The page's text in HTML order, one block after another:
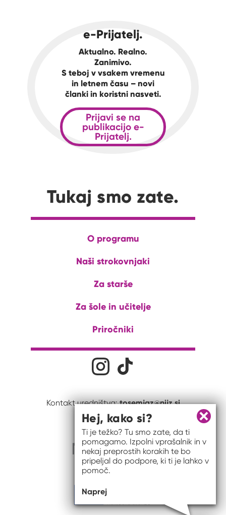
e-Prijatelj.
Aktualno. Realno.
Zanimivo.
S teboj v vsakem vremenu
in letnem času – novi
članki in koristni nasveti.
Prijavi se na
publikacijo e-
Prijatelj.
Tukaj smo zate.
O programu
Naši strokovnjaki
Za starše
Za šole in učitelje
Priročniki
Družabna omrežjaNa naš Instagram profil
Kontakt uredništva:tosemjaz@nijz.si
Zapri
Hej, kako si?
Ti je težko? Tu smo zate, da ti
pomagamo. Izpolni vprašalnik in v
nekaj preprostih korakih te bo
pripeljal do podpore, ki ti je lahko v
pomoč.
Naprej